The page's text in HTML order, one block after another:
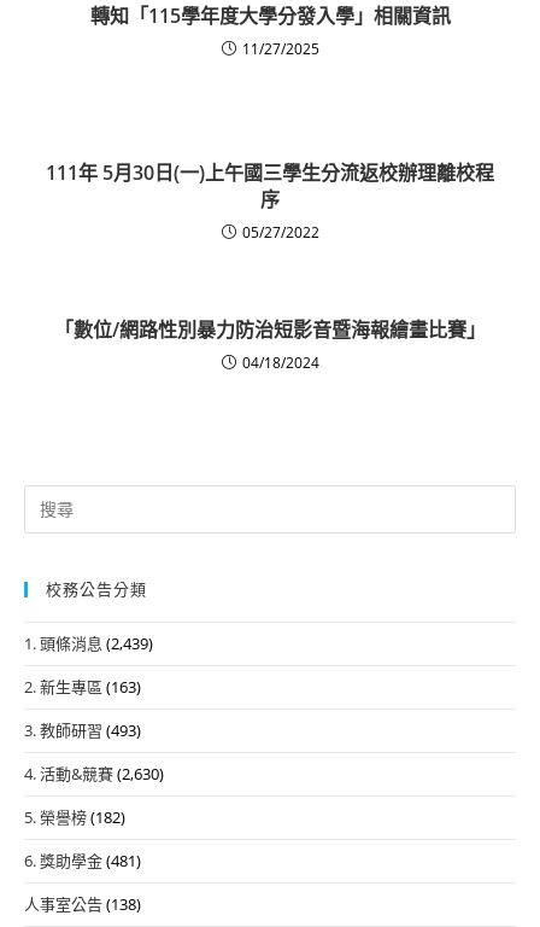
轉知「115學年度大學分發入學」相關資訊
11/27/2025
111年 5月30日(一)上午國三學生分流返校辦理離校程
序
05/27/2022
「數位/網路性別暴力防治短影音暨海報繪畫比賽」
04/18/2024
Search
for:
校務公告分類
1. 頭條消息 (2,439)
2. 新生專區 (163)
3. 教師研習 (493)
4. 活動&競賽(2,630)
5. 榮譽榜(182)
6. 獎助學金(481)
人事室公告(138)